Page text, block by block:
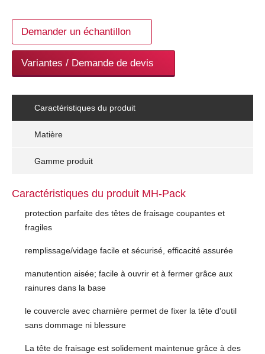
Demander un échantillon
Variantes / Demande de devis
Caractéristiques du produit
Matière
Gamme produit
Caractéristiques du produit MH-Pack
protection parfaite des têtes de fraisage coupantes et
fragiles
remplissage/vidage facile et sécurisé, efficacité assurée
manutention aisée; facile à ouvrir et à fermer grâce aux
rainures dans la base
le couvercle avec charnière permet de fixer la tête d'outil
sans dommage ni blessure
La tête de fraisage est solidement maintenue grâce à des